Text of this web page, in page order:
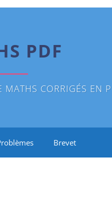
PDF
MATHS CORRIGÉS EN
Brevet